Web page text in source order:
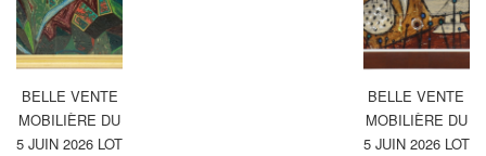
BELLE VENTE
MOBILIÈRE DU
5 JUIN 2026 LOT
BELLE VENTE
MOBILIÈRE DU
5 JUIN 2026 LOT